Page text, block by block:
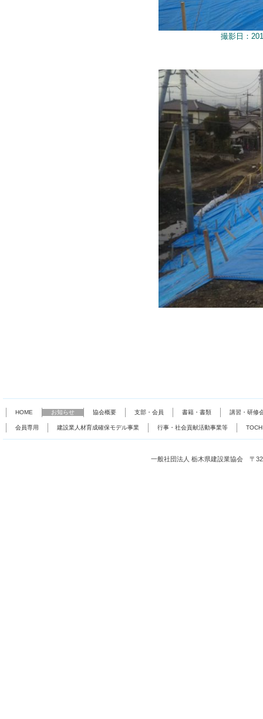
撮影日：
HOME お知らせ 協会概要 支部・会員 書籍・書類 講習・研修
会員専用 建設業人材育成確保モデル事業 行事・社会貢献活動事業等
一般社団法人 栃木県建設業協会 〒